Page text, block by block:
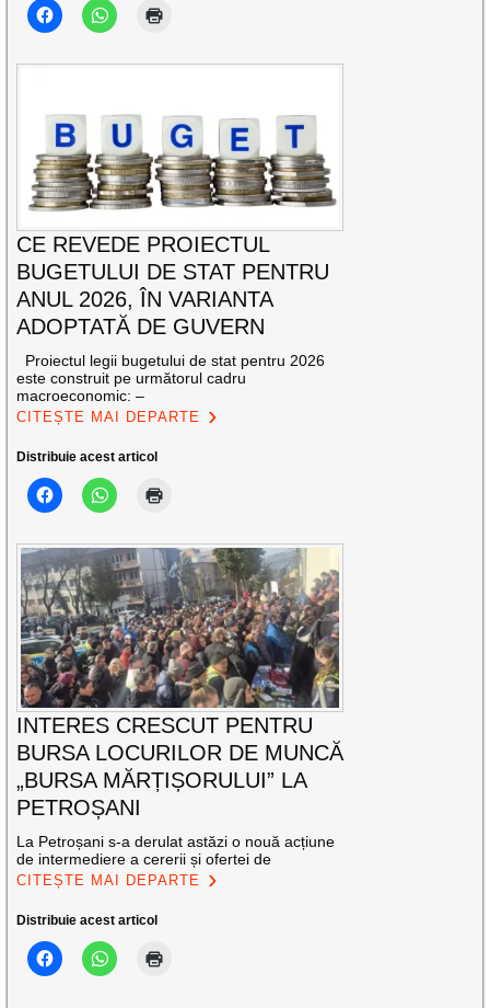
CE REVEDE PROIECTUL
BUGETULUI DE STAT PENTRU
ANUL 2026, ÎN VARIANTA
ADOPTATĂ DE GUVERN
Proiectul legii bugetului de stat pentru 2026
este construit pe următorul cadru
macroeconomic: –
CITEȘTE MAI DEPARTE
Distribuie acest articol
INTERES CRESCUT PENTRU
BURSA LOCURILOR DE MUNCĂ
„BURSA MĂRȚIȘORULUI” LA
PETROȘANI
La Petroșani s-a derulat astăzi o nouă acțiune
de intermediere a cererii și ofertei de
CITEȘTE MAI DEPARTE
Distribuie acest articol